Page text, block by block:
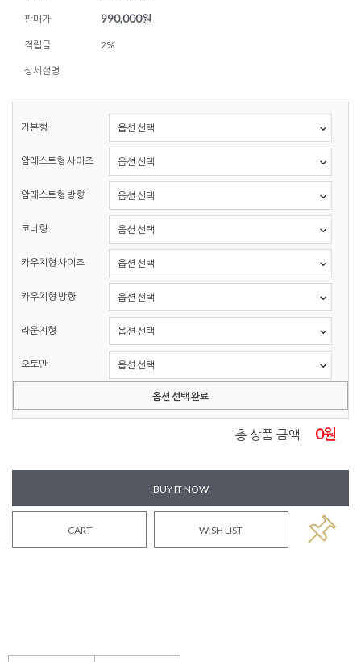
판매가 990,000원
적립금 2%
상세설명
기본형
암레스트형 사이즈
암레스트형 방향
코너형
카우치형 사이즈
카우치형 방향
라운지형
오토만
옵션 선택 완료
총 상품 금액 0원
BUY IT NOW
CART WISH LIST